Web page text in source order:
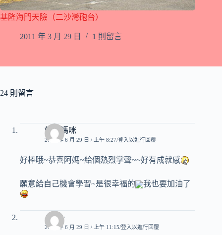
基隆海門天險（二沙灣砲台）
2011 年 3 月 29 日 1 則留言
24 則留言
煒奇媽咪
2007 年 6 月 29 日 / 上午 8:27 登入以進行回覆
好棒哦~恭喜阿媽~給個熱烈掌聲~~好有成就感
願意給自己機會學習~是很幸福的 我也要加油了
小雪~
2007 年 6 月 29 日 / 上午 11:15 登入以進行回覆